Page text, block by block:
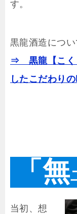
す。
黒龍酒造につ
⇒ 黒龍【こく
したこだわり
「無
当初、想